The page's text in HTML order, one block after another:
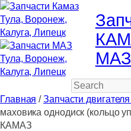
МАЗ
Search
Главная /Запчасти
маховика однодиск (кольцо
КАМАЗ